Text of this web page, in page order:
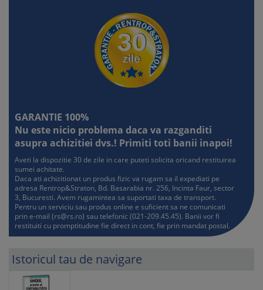
GARANTIE 100%
Nu este nicio problema daca va razganditi
asupra achizitiei dvs.! Primiti toti banii inapoi!
Aveti la dispozitie 30 de zile in care puteti solicita oricand restituirea
sumei achitate.
Daca ati achizitionat un produs fizic va rugam sa il expediati pe
adresa Rentrop&Straton, Bd. Basarabia nr. 256, Incinta Faur, sector
3, Bucuresti. Avem rugamintea sa suportati taxa de transport.
Pentru un serviciu sau produs online e suficient sa ne comunicati
prin e-mail (rs@rs.ro) sau telefonic (021-209.45.45). Banii vor fi
restituiti cu promptitudine fie direct in cont, fie prin mandat postal.
Istoricul tau de navigare